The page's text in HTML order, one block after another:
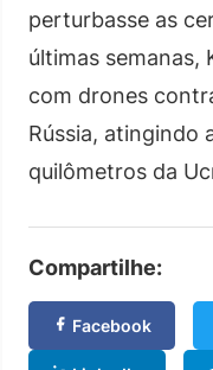
perturbasse as
últimas semanas,
com drones
Rússia, atingindo
quilômetros da
Compartilhe:
Facebook